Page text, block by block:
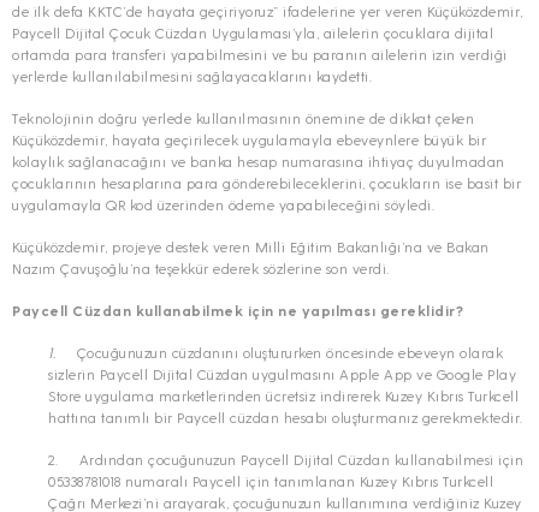
de ilk defa KKTC’de hayata geçiriyoruz” ifadelerine yer veren Küçüközdemir,
Paycell Dijital Çocuk Cüzdan Uygulaması’yla, ailelerin çocuklara dijital
ortamda para transferi yapabilmesini ve bu paranın ailelerin izin verdiği
yerlerde kullanılabilmesini sağlayacaklarını kaydetti.
Teknolojinin doğru yerlede kullanılmasının önemine de dikkat çeken
Küçüközdemir, hayata geçirilecek uygulamayla ebeveynlere büyük bir
kolaylık sağlanacağını ve banka hesap numarasına ihtiyaç duyulmadan
çocuklarının hesaplarına para gönderebileceklerini, çocukların ise basit bir
uygulamayla QR kod üzerinden ödeme yapabileceğini söyledi.
Küçüközdemir, projeye destek veren Milli Eğitim Bakanlığı’na ve Bakan
Nazım Çavuşoğlu’na teşekkür ederek sözlerine son verdi.
Paycell Cüzdan kullanabilmek için ne yapılması gereklidir?
1. Çocuğunuzun cüzdanını oluştururken öncesinde ebeveyn olarak
sizlerin Paycell Dijital Cüzdan uygulmasını Apple App ve Google Play
Store uygulama marketlerinden ücretsiz indirerek Kuzey Kıbrıs Turkcell
hattına tanımlı bir Paycell cüzdan hesabı oluşturmanız gerekmektedir.
2. Ardından çocuğunuzun Paycell Dijital Cüzdan kullanabilmesi için
05338781018 numaralı Paycell için tanımlanan Kuzey Kıbrıs Turkcell
Çağrı Merkezi’ni arayarak, çocuğunuzun kullanımına verdiğiniz Kuzey